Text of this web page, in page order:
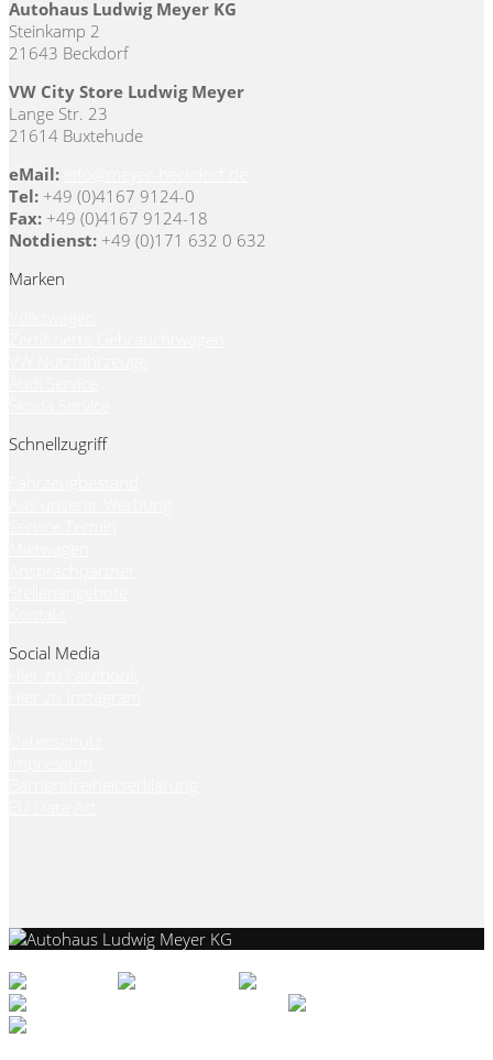
Autohaus Ludwig Meyer KG
Steinkamp 2
21643 Beckdorf
VW City Store Ludwig Meyer
Lange Str. 23
21614 Buxtehude
eMail:
Tel: +49 (0)4167 9124-0
Fax: +49 (0)4167 9124-18
Notdienst: +49 (0)171 632 0 632
Marken
Schnellzugriff
Social Media